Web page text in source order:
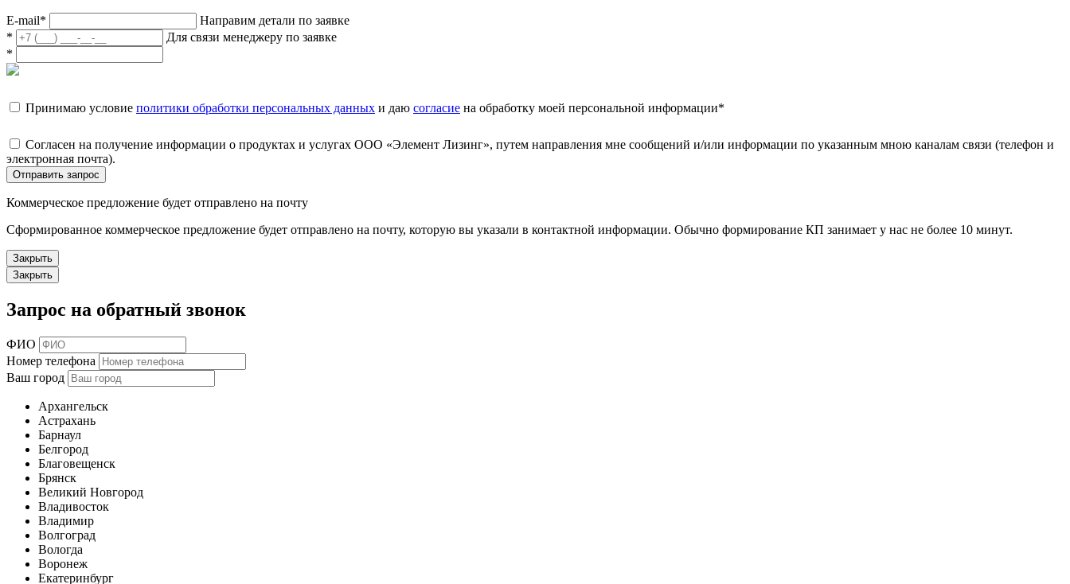
E-mail*
Направим детали по заявке
*
Для связи менеджеру по заявке
*
Принимаю условие политики обработки персональных данных и даю согласие на обработку моей персональной информации*
Согласен на получение информации о продуктах и услугах ООО «Элемент Лизинг», путем направления мне сообщений и/или информации по указанным мною каналам связи (телефон и
электронная почта).
Отправить запрос
Коммерческое предложение будет отправлено на почту
Сформированное коммерческое предложение будет отправлено на почту, которую вы указали в контактной информации. Обычно формирование КП занимает у нас не более 10 минут.
Закрыть
Закрыть
Запрос на обратный звонок
ФИО
Номер телефона
Ваш город
Архангельск
Астрахань
Барнаул
Белгород
Благовещенск
Брянск
Великий Новгород
Владивосток
Владимир
Волгоград
Вологда
Воронеж
Екатеринбург